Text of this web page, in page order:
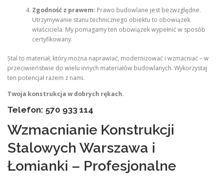
Zgodność z prawem: Prawo budowlane jest bezwzględne.
Utrzymywanie stanu technicznego obiektu to obowiązek
właściciela. My pomagamy ten obowiązek wypełnić w sposób
certyfikowany.
Stal to materiał, który można naprawiać, modernizować i wzmacniać – w
przeciwieństwie do wielu innych materiałów budowlanych. Wykorzystaj
ten potencjał razem z nami.
Twoja konstrukcja w dobrych rękach.
Telefon: 570 933 114
Wzmacnianie Konstrukcji
Stalowych Warszawa i
Łomianki – Profesjonalne